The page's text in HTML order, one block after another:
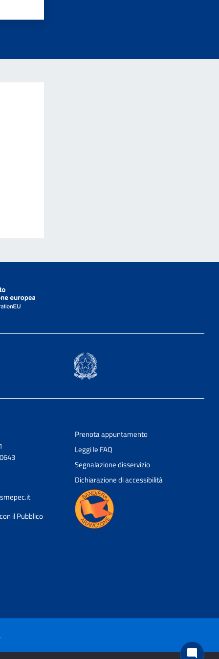
mode_comment
Ciao 👋
Come posso esserti utile?
il Pubblico
Prenota appuntamento
Leggi le FAQ
Segnalazione disservizio
Dichiarazione di accessibilità